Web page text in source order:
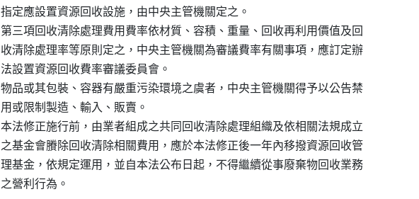
指定應設置資源回收設施，由中央主管機關定之。
第三項回收清除處理費用費率依材質、容積、重量、回收再利用價值及回
收清除處理率等原則定之，中央主管機關為審議費率有關事項，應訂定辦
法設置資源回收費率審議委員會。
物品或其包裝、容器有嚴重污染環境之虞者，中央主管機關得予以公告禁
用或限制製造、輸入、販賣。
本法修正施行前，由業者組成之共同回收清除處理組織及依相關法規成立
之基金會賸除回收清除相關費用，應於本法修正後一年內移撥資源回收管
理基金，依規定運用，並自本法公布日起，不得繼續從事廢棄物回收業務